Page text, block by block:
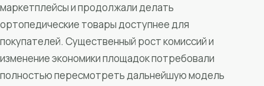
маркетплейсы и продолжали делать
ортопедические товары доступнее для
покупателей. Существенный рост комиссий и
изменение экономики площадок потребовали
полностью пересмотреть дальнейшую модель